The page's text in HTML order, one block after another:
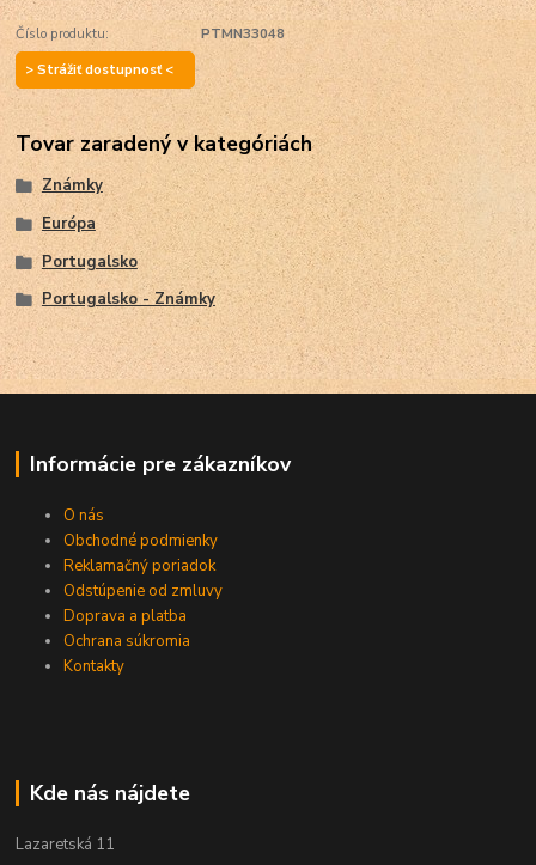
Číslo produktu:
PTMN33048
> Strážiť dostupnosť <
Tovar zaradený v kategóriách
Známky
Európa
Portugalsko
Portugalsko - Známky
Informácie pre zákazníkov
O nás
Obchodné podmienky
Reklamačný poriadok
Odstúpenie od zmluvy
Doprava a platba
Ochrana súkromia
Kontakty
Kde nás nájdete
Lazaretská 11